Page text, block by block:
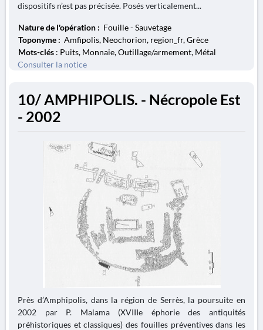
dispositifs n’est pas précisée. Posés verticalement...
Nature de l'opération : Fouille - Sauvetage
Toponyme : Amfipolis, Neochorion, region_fr, Grèce
Mots-clés : Puits, Monnaie, Outillage/armement, Métal
Consulter la notice
10/ AMPHIPOLIS. - Nécropole Est
- 2002
Près d’Amphipolis, dans la région de Serrès, la poursuite en
2002 par P. Malama (XVIIIe éphorie des antiquités
préhistoriques et classiques) des fouilles préventives dans les